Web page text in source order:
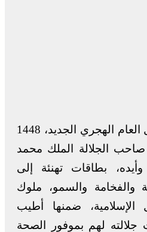
الرباط – بمناسبة حلول العام الهجري الجديد، 1448
صاحب الجلالة الملك محمد
بطاقات تهنئة إلى
والفخامة والسمو، ملوك
الإسلامية، ضمنها أطيب
جلالته لهم بموفور الصحة